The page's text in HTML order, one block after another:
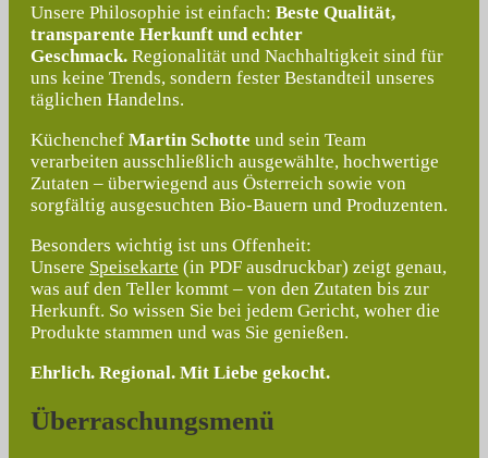
Unsere Philosophie ist einfach: Beste Qualität,
transparente Herkunft und echter
Geschmack. Regionalität und Nachhaltigkeit sind für
uns keine Trends, sondern fester Bestandteil unseres
täglichen Handelns.
Küchenchef Martin Schotte und sein Team
verarbeiten ausschließlich ausgewählte, hochwertige
Zutaten – überwiegend aus Österreich sowie von
sorgfältig ausgesuchten Bio-Bauern und Produzenten.
Besonders wichtig ist uns Offenheit:
Unsere Speisekarte (in PDF ausdruckbar) zeigt genau,
was auf den Teller kommt – von den Zutaten bis zur
Herkunft. So wissen Sie bei jedem Gericht, woher die
Produkte stammen und was Sie genießen.
Ehrlich. Regional. Mit Liebe gekocht.
Überraschungsmenü